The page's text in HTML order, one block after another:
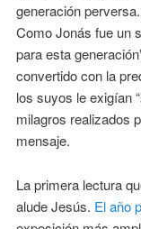
generación
Como Jonás fue un
para esta
convertido con la
los suyos le exigían
milagros realizados
mensaje.
La primera lectura
alude Jesús. El año